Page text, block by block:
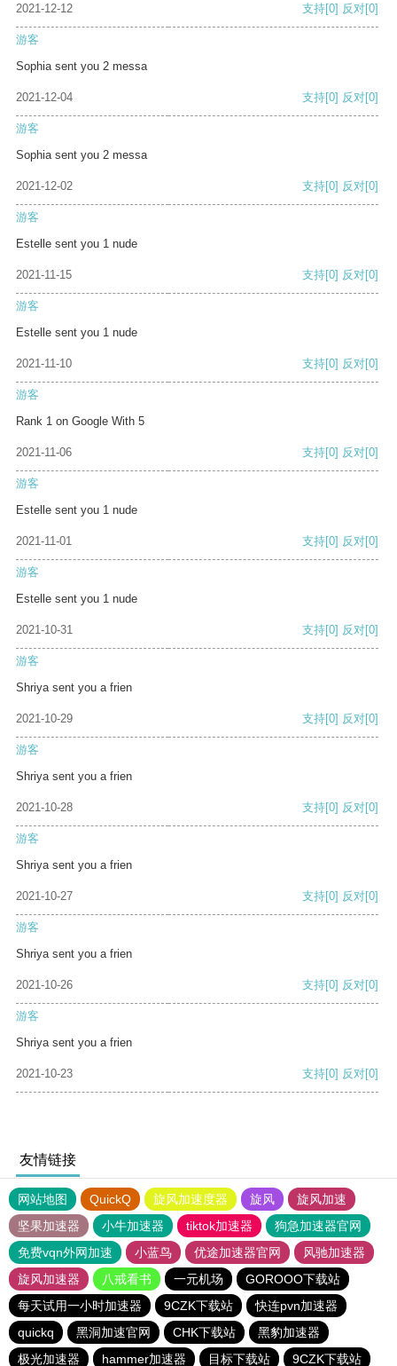
2021-12-12 支持[0] 反对[0]
游客
Sophia sent you 2 messa
2021-12-04 支持[0] 反对[0]
游客
Sophia sent you 2 messa
2021-12-02 支持[0] 反对[0]
游客
Estelle sent you 1 nude
2021-11-15 支持[0] 反对[0]
游客
Estelle sent you 1 nude
2021-11-10 支持[0] 反对[0]
游客
Rank 1 on Google With 5
2021-11-06 支持[0] 反对[0]
游客
Estelle sent you 1 nude
2021-11-01 支持[0] 反对[0]
游客
Estelle sent you 1 nude
2021-10-31 支持[0] 反对[0]
游客
Shriya sent you a frien
2021-10-29 支持[0] 反对[0]
游客
Shriya sent you a frien
2021-10-28 支持[0] 反对[0]
游客
Shriya sent you a frien
2021-10-27 支持[0] 反对[0]
游客
Shriya sent you a frien
2021-10-26 支持[0] 反对[0]
游客
Shriya sent you a frien
2021-10-23 支持[0] 反对[0]
友情链接
网站地图 QuickQ 旋风加速度器 旋风
旋风加速
坚果加速器
小牛加速器 tiktok加速器
狗急加速器官网
免费vqn外网加速
小蓝鸟 优途加速器官网
风驰加速器
旋风加速器
八戒看书 一元机场
GOROOO下载站
每天试用一小时加速器
9CZK下载站
快连pvn加速器
quickq
黑洞加速官网 CHK下载站
黑豹加速器
极光加速器
hammer加速器 目标下载站 9CZK下载站